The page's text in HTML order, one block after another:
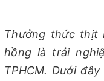
Thưởng thức thịt
hồng là trải
TPHCM. Dưới